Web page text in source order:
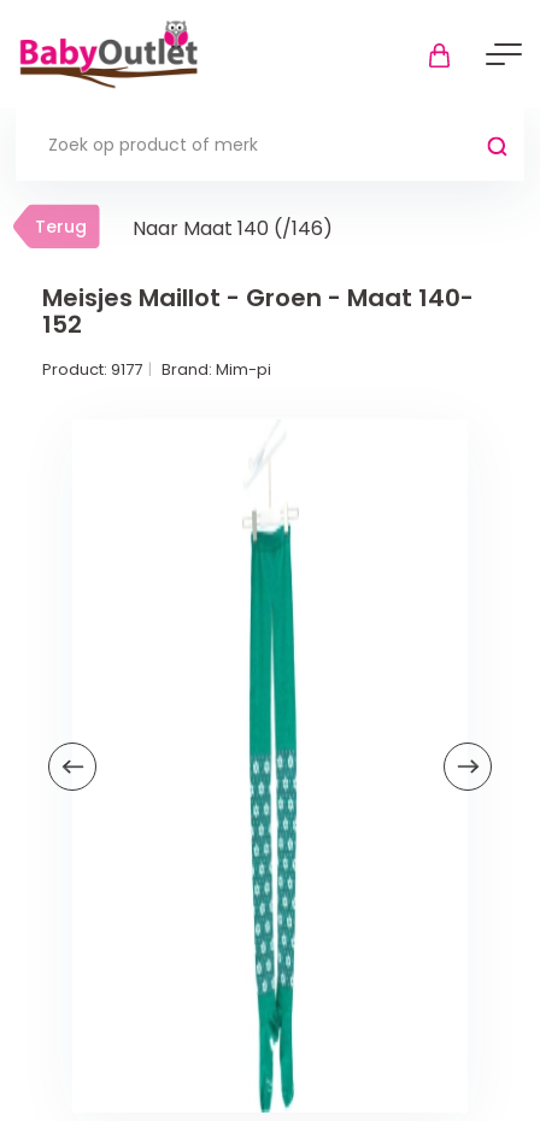
Terug
Thuis
Kinderstoelen
Schommelstoelen en wipstoeltjes
Terug Naar Maat 140 (/146)
Meisjes Maillot - Groen - Maat 140-
152
Product: 9177 Brand: Mim-pi